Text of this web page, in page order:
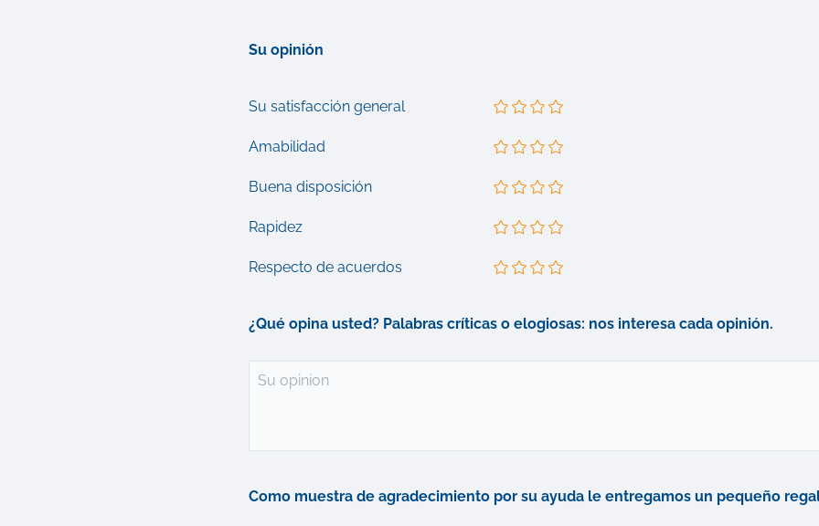
Su opinión
Su satisfacción general
Amabilidad
Buena disposición
Rapidez
Respecto de acuerdos
¿Qué opina usted? Palabras críticas o elogiosas: nos interesa cada opinión.
Su opinion
Como muestra de agradecimiento por su ayuda le entregamos un pequeño